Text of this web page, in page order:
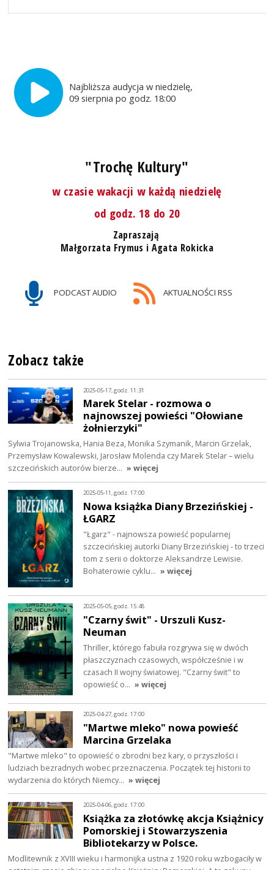
Najbliższa audycja w niedzielę,
09 sierpnia po godz. 18:00
"Trochę Kultury"
w czasie wakacji w każdą niedzielę
od godz. 18 do 20
Zapraszają
Małgorzata Frymus i Agata Rokicka
PODCAST AUDIO AKTUALNOŚCI RSS
Zobacz także
2025-05-17, godz. 11:31
Marek Stelar - rozmowa o
najnowszej powieści "Ołowiane
żołnierzyki"
Sylwia Trojanowska, Hania Beza, Monika Szymanik, Marcin Grzelak,
Przemysław Kowalewski, Jarosław Molenda czy Marek Stelar – wielu
szczecińskich autorów bierze… » więcej
2025-05-11, godz. 17:00
Nowa książka Diany Brzezińskiej -
ŁGARZ
"Łgarz" - najnowsza powieść popularnej
szczecińskiej autorki Diany Brzezińskiej - to trzeci
tom z serii o doktorze Aleksandrze Lewisie.
Bohaterowie cyklu… » więcej
2025-05-05, godz. 15:48
"Czarny świt" - Urszuli Kusz-
Neuman
Thriller, którego fabuła rozgrywa się w dwóch
płaszczyznach czasowych, współcześnie i w
czasach II wojny światowej. "Czarny świt" to
opowieść o… » więcej
2025-04-27, godz. 17:00
"Martwe mleko" nowa powieść
Marcina Grzelaka
"Martwe mleko" to opowieść o zbrodni bez kary, o przyszłości i
ludziach bezradnych wobec przeznaczenia. Początek tej historii to
wydarzenia do których Niemcy… » więcej
2025-04-06, godz. 17:00
Książka za złotówkę akcja Książnicy
Pomorskiej i Stowarzyszenia
Bibliotekarzy w Polsce.
Modlitewnik z XVIII wieku i harmonijka ustna z 1920 roku wzbogaciły w